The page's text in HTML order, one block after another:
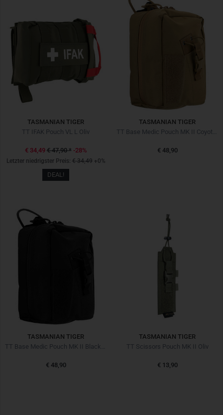
TASMANIAN TIGER
TT IFAK Pouch VL L Oliv
€ 34,49 € 47,90* -28%
Letzter niedrigster Preis: € 34,49 +0%
DEAL!
TASMANIAN TIGER
€ 48,90
TASMANIAN TIGER
TT Base Medic Pouch MK II Black Schwarz
€ 48,90
TASMANIAN TIGER
TT Scissors Pouch MK II Oliv
€ 13,90